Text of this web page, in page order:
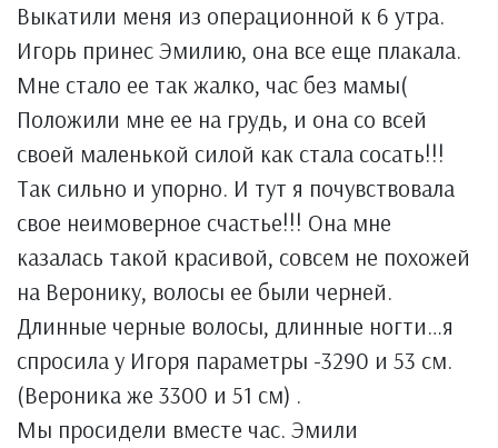
Выкатили меня из операционной к 6 утра.
Игорь принес Эмилию, она все еще плакала.
Мне стало ее так жалко, час без мамы(
Положили мне ее на грудь, и она со всей
своей маленькой силой как стала сосать!!!
Так сильно и упорно. И тут я почувствовала
свое неимоверное счастье!!! Она мне
казалась такой красивой, совсем не похожей
на Веронику, волосы ее были черней.
Длинные черные волосы, длинные ногти…я
спросила у Игоря параметры -3290 и 53 см.
(Вероника же 3300 и 51 см) .
Мы просидели вместе час. Эмили